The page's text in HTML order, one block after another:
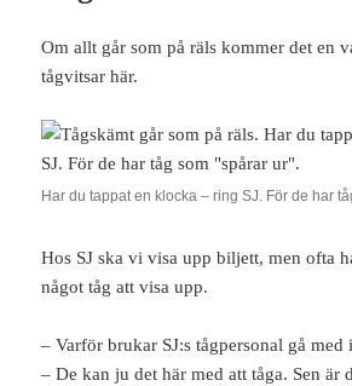
Om allt går som på räls kommer det en
tågvitsar här.
Har du tappat en klocka – ring SJ. För de har
Hos SJ ska vi visa upp biljett, men ofta
något tåg att visa upp.
– Varför brukar SJ:s tågpersonal gå med
– De kan ju det här med att tåga. Sen är